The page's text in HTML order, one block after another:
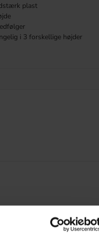
plast
i 3 forskellige højder